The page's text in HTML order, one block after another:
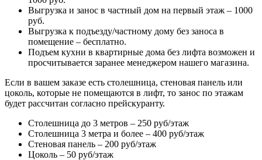
Выгрузка и занос в частный дом на первый этаж – 1000
руб.
Выгрузка к подъезду/частному дому без заноса в
помещение – бесплатно.
Подъем кухни в квартирные дома без лифта возможен и
просчитывается заранее менеджером нашего магазина.
Если в вашем заказе есть столешница, стеновая панель или
цоколь, которые не помещаются в лифт, то занос по этажам
будет рассчитан согласно прейскуранту.
Столешница до 3 метров – 250 руб/этаж
Столешница 3 метра и более – 400 руб/этаж
Стеновая панель – 200 руб/этаж
Цоколь – 50 руб/этаж